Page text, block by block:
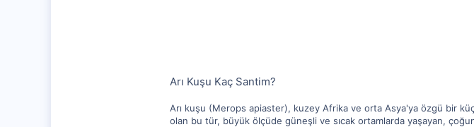
Arı Kuşu Kaç Santim?
Arı kuşu (Merops apiaster), kuzey Afrika ve orta Asya'ya özgü bir
olan bu tür, büyük ölçüde güneşli ve sıcak ortamlarda yaşayan,